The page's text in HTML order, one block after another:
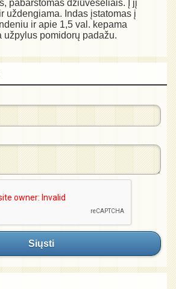
pabarstomas džiūvėsėliais. Į jį
uždengiama. Indas įstatomas į
ir apie 1,5 val. kepama
užpylus pomidorų padažu.
Siųsti